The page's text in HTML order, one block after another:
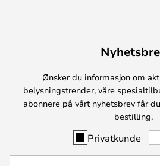
Ønsker du informasjon om
belysningstrender, våre
abonnere på vårt nyhetsbrev får du
bestilling.
Privatkunde